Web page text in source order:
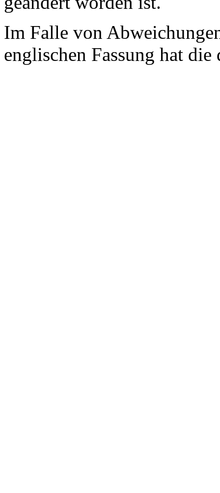
Im Falle von
englischen Fassung hat die